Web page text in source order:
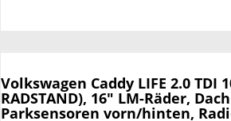
Volkswagen Caddy LIFE 2.0 TDI
RADSTAND), 16" LM-Räder,
Parksensoren vorn/hinten,